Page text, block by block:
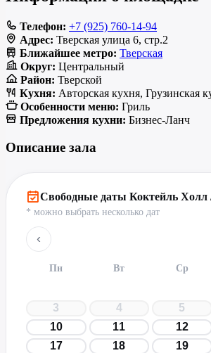
Телефон: +7 (925) 760-14-94
Адрес: Тверская улица 6, стр.2
Ближайшее метро: Тверская
Округ: Центральный
Район: Тверской
Кухня: Авторская кухня, Грузинская
Особенности меню: Гриль
Предложения кухни: Бизнес-Ланч
Описание зала
Свободные даты Коктейль
* можно выбрать несколько дат
‹
Пн Вт Ср
3
4 5
10
11 12
17
18 19